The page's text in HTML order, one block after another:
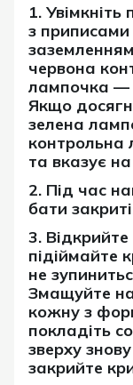
1.
з приписами
червона
лампочка —
Якщо
зелена
контрольна
та вказує
2. Під час
бати
3.
підіймайте
не
Змащуйте
кожну з
покладіть
зверху
закрийте